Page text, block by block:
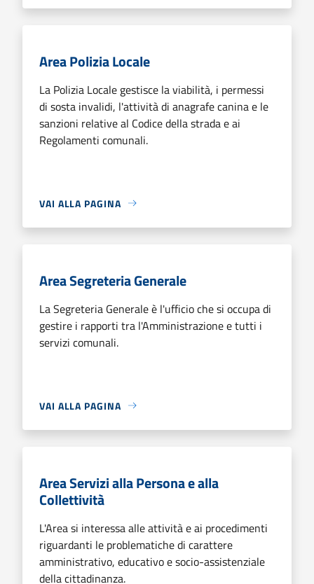
Area Polizia Locale
La Polizia Locale gestisce la viabilità, i permessi
di sosta invalidi, l'attività di anagrafe canina e le
sanzioni relative al Codice della strada e ai
Regolamenti comunali.
VAI ALLA PAGINA
Area Segreteria Generale
La Segreteria Generale è l'ufficio che si occupa di
gestire i rapporti tra l'Amministrazione e tutti i
servizi comunali.
VAI ALLA PAGINA
Area Servizi alla Persona e alla
Collettività
L'Area si interessa alle attività e ai procedimenti
riguardanti le problematiche di carattere
amministrativo, educativo e socio-assistenziale
della cittadinanza.